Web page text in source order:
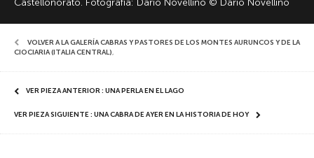
VOLVER A LA GALERÍA CABRAS Y PASTORES DE LOS MONTES AURUNCOS Y DE LA
CIOCIARIA (ITALIA CENTRAL),
VER PIEZA ANTERIOR : UNA PERLA EN EL LAGO
VER PIEZA SIGUIENTE : UNA CABRA DE AYER EN LA HISTORIA DE HOY